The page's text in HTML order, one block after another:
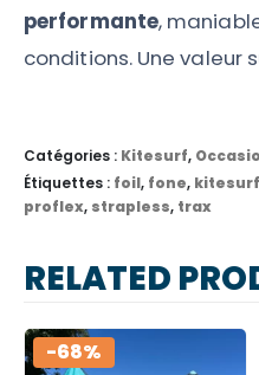
performante,
conditions. Une valeur
Catégories : Kitesurf,
Étiquettes : foil, fone, kitesurf
proflex, strapless, trax
RELATED
-68%